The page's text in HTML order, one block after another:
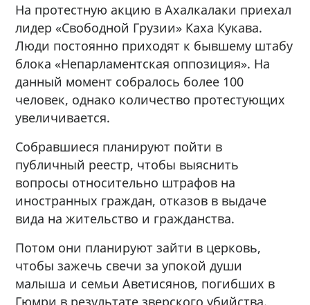
На протестную акцию в Ахалкалаки приехал
лидер «Свободной Грузии» Каха Кукава.
Люди постоянно приходят к бывшему штабу
блока «Непарламентская оппозиция». На
данный момент собралось более 100
человек, однако количество протестующих
увеличивается.
Собравшиеся планируют пойти в
публичный реестр, чтобы выяснить
вопросы относительно штрафов на
иностранных граждан, отказов в выдаче
вида на жительство и гражданства.
Потом они планируют зайти в церковь,
чтобы зажечь свечи за упокой души
малыша и семьи Аветисянов, погибших в
Гюмри в результате зверского убийства.